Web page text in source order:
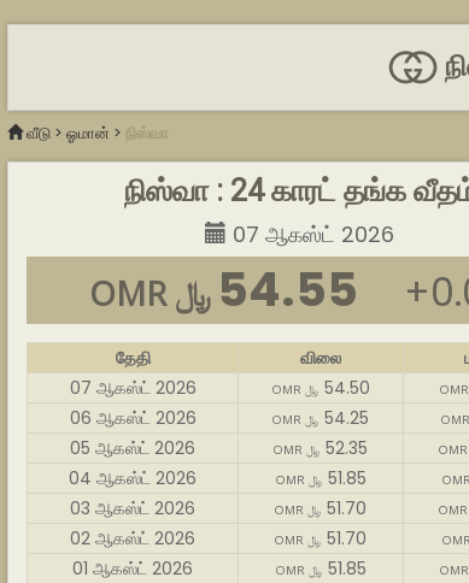
வீடு > ஓமான் > நிஸ்வா
நிஸ்வா : 24 காரட் தங்க
07 ஆகஸ்ட் 2026
OMR ﷼ 54.55
தேதி விலை
07 ஆகஸ்ட் 2026
OMR ﷼ 54.50
06 ஆகஸ்ட் 2026
OMR ﷼ 54.25
05 ஆகஸ்ட் 2026
OMR ﷼ 52.35
04 ஆகஸ்ட் 2026
OMR ﷼ 51.85
03 ஆகஸ்ட் 2026
OMR ﷼ 51.70
02 ஆகஸ்ட் 2026
OMR ﷼ 51.70
01 ஆகஸ்ட் 2026
OMR ﷼ 51.85